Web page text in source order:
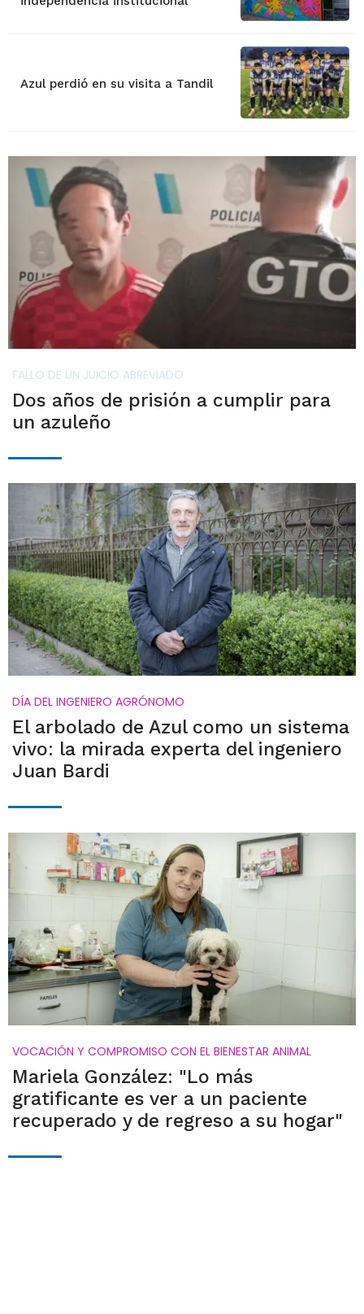
Azul perdió en su visita a Tandil
FALLO DE UN JUICIO ABREVIADO
Dos años de prisión a cumplir para
un azuleño
DÍA DEL INGENIERO AGRÓNOMO
El arbolado de Azul como un sistema
vivo: la mirada experta del ingeniero
Juan Bardi
VOCACIÓN Y COMPROMISO CON EL BIENESTAR ANIMAL
Mariela González: "Lo más
gratificante es ver a un paciente
recuperado y de regreso a su hogar"